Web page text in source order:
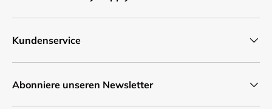
Kundenservice
Abonniere unseren Newsletter